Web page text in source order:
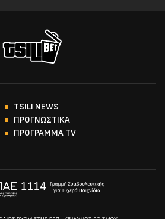
TSILI NEWS
ΠΡΟΓΝΩΣΤΙΚΑ
ΠΡΟΓΡΑΜΜΑ TV